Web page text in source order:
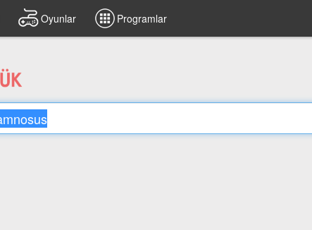
Oyunlar Programlar